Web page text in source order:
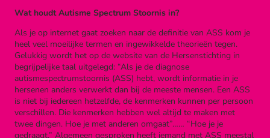
Wat houdt Autisme Spectrum Stoornis in?
Als je op internet gaat zoeken naar de definitie van ASS kom je
heel veel moeilijke termen en ingewikkelde theorieën tegen.
Gelukkig wordt het op de website van de Hersenstichting in
begrijpelijke taal uitgelegd: “Als je de diagnose
autismespectrumstoornis (ASS) hebt, wordt informatie in je
hersenen anders verwerkt dan bij de meeste mensen. Een ASS
is niet bij iedereen hetzelfde, de kenmerken kunnen per persoon
verschillen. Die kenmerken hebben wel altijd te maken met
twee dingen. Hoe je met anderen omgaat”…… “Hoe je je
gedraagt.” Algemeen gesproken heeft iemand met ASS meestal